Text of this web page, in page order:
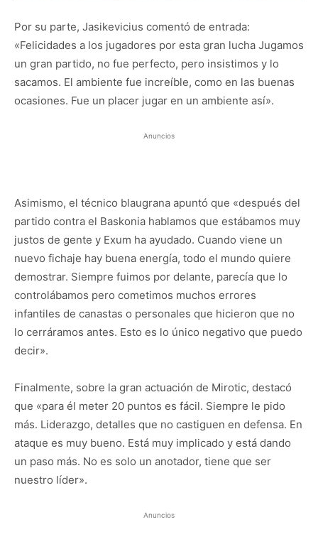
Por su parte, Jasikevicius comentó de entrada:
«Felicidades a los jugadores por esta gran lucha Jugamos
un gran partido, no fue perfecto, pero insistimos y lo
sacamos. El ambiente fue increíble, como en las buenas
ocasiones. Fue un placer jugar en un ambiente así».
Anuncios
Asimismo, el técnico blaugrana apuntó que «después del
partido contra el Baskonia hablamos que estábamos muy
justos de gente y Exum ha ayudado. Cuando viene un
nuevo fichaje hay buena energía, todo el mundo quiere
demostrar. Siempre fuimos por delante, parecía que lo
controlábamos pero cometimos muchos errores
infantiles de canastas o personales que hicieron que no
lo cerráramos antes. Esto es lo único negativo que puedo
decir».
Finalmente, sobre la gran actuación de Mirotic, destacó
que «para él meter 20 puntos es fácil. Siempre le pido
más. Liderazgo, detalles que no castiguen en defensa. En
ataque es muy bueno. Está muy implicado y está dando
un paso más. No es solo un anotador, tiene que ser
nuestro líder».
Anuncios